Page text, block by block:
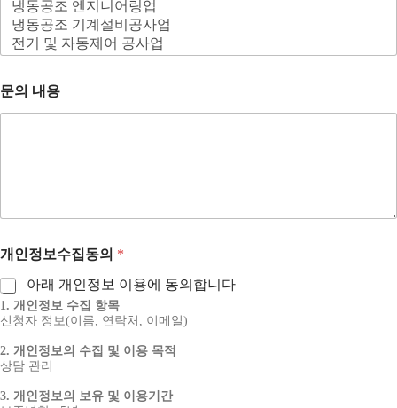
문의 내용
개인정보수집동의 *
아래 개인정보 이용에 동의합니다
1. 개인정보 수집 항목
신청자 정보(이름, 연락처, 이메일)
2. 개인정보의 수집 및 이용 목적
상담 관리
3. 개인정보의 보유 및 이용기간